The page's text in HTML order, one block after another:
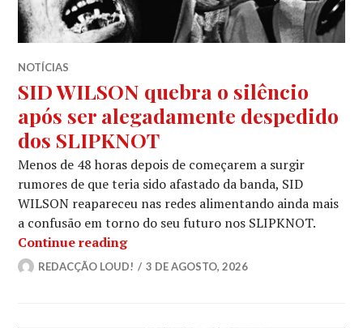
NOTÍCIAS
SID WILSON quebra o silêncio
após ser alegadamente despedido
dos SLIPKNOT
Menos de 48 horas depois de começarem a surgir
rumores de que teria sido afastado da banda, SID
WILSON reapareceu nas redes alimentando ainda mais
a confusão em torno do seu futuro nos SLIPKNOT.
Continue readingSID WILSON quebra o silêncio após
REDACÇÃO LOUD! 3 DE AGOSTO, 2026